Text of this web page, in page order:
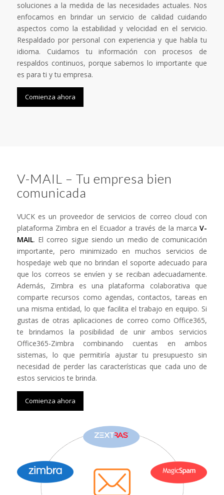
soluciones a la medida de las necesidades actuales. Nos
enfocamos en brindar un servicio de calidad cuidando
aspectos como la estabilidad y velocidad en el servicio.
Respaldado por personal con experiencia y que habla tu
idioma. Cuidamos tu información con procesos de
respaldos continuos, porque sabemos lo importante que
es para ti y tu empresa.
Comienza ahora
V-MAIL – Tu empresa bien
comunicada
VUCK es un proveedor de servicios de correo cloud con
plataforma Zimbra en el Ecuador a través de la marcaV-
MAIL. El correo sigue siendo un medio de comunicación
importante, pero minimizado en muchos servicios de
hospedaje web que no brindan el soporte adecuado para
que los correos se envíen y se reciban adecuadamente.
Además, Zimbra es una plataforma colaborativa que
comparte recursos como agendas, contactos, tareas en
una misma entidad, lo que facilita el trabajo en equipo. Si
gustas de otras aplicaciones de correo como Office365,
te brindamos la posibilidad de unir ambos servicios
Office365-Zimbra combinando cuentas en ambos
sistemas, lo que permitiría ajustar tu presupuesto sin
necesidad de perder las características que cada uno de
estos servicios te brinda.
Comienza ahora